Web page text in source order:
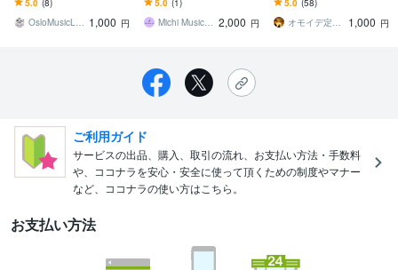
データや楽器を削除した
練習用データ OsloMusicLaboratory 1,000 円
習用マイナスワン（テン
ポ３段階）音源
Michi Music Lab 2,000 円
いたい曲で困っていませ
んか？
オモイデ定期便＊SORA
1,000 円
ご利用ガイド
サービスの出品、購入、取引の流れ、お支払い方法・手数料
や、ココナラを安心・安全に使って頂くための制度やマナー
など、ココナラの使い方はこちら。
お支払い方法